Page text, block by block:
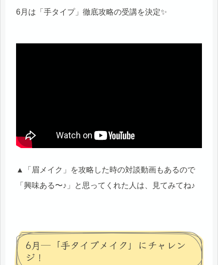
6月は「手タイプ」徹底攻略の受講を決定✨
▲「眉メイク」を攻略した時の対談動画もあるので
「興味ある〜♪」と思ってくれた人は、見てみてね♪
6月─「手タイプメイク」にチャレン
ジ！